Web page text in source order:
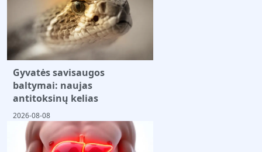
Gyvatės savisaugos
baltymai: naujas
antitoksinų kelias
2026-08-08